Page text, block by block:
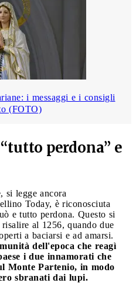
i messaggi e i consigli
(FOTO)
perdona” e
si legge ancora
Today, è riconosciuta
e tutto perdona. Questo si
al 1256, quando due
a baciarsi e ad amarsi.
dell'epoca che reagì
i due innamorati che
Monte Partenio, in modo
sbranati dai lupi.